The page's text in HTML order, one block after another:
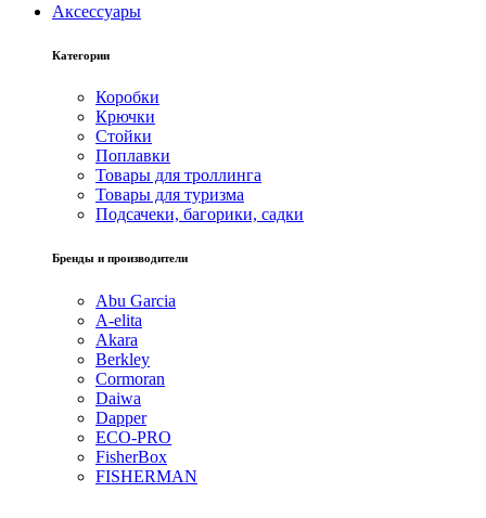
Аксессуары
Категории
Коробки
Крючки
Стойки
Поплавки
Товары для троллинга
Товары для туризма
Подсачеки, багорики, садки
Бренды и производители
Abu Garcia
A-elita
Akara
Berkley
Cormoran
Daiwa
Dapper
ECO-PRO
FisherBox
FISHERMAN